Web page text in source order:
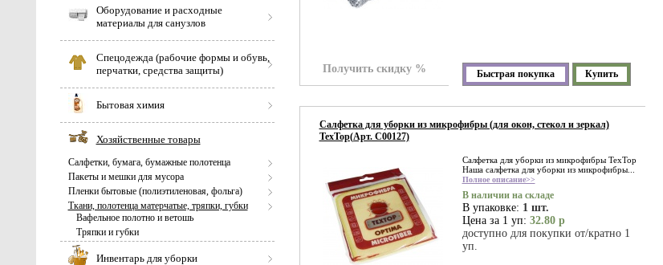
Оборудование и расходные
материалы для санузлов
Спецодежда (рабочие формы и обувь,
перчатки, средства защиты)
Бытовая химия
Хозяйственные товары
Салфетки, бумага, бумажные полотенца
Пакеты и мешки для мусора
Пленки бытовые (полиэтиленовая, фольга)
Ткани, полотенца матерчатые, тряпки, губки
Вафельное полотно и ветошь
Тряпки и губки
Инвентарь для уборки
Получить скидку % Быстрая покупка Купить
Салфетка для уборки из микрофибры (для окон, стекол и зеркал)
TexTop(Арт. С00127)
Салфетка для уборки из микрофибры TexTop
Наша салфетка для уборки из микрофибры...
Полное описание>>
В наличии на складе
В упаковке: 1 шт.
Цена за 1 уп: 32.80 р
доступно для покупки от/кратно 1
уп.